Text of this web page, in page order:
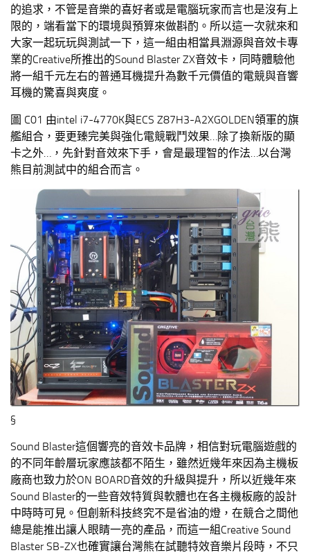
的追求，不管是音樂的喜好者或是電腦玩家而言也是沒有上
限的，端看當下的環境與預算來做斟酌。所以這一次就來和
大家一起玩玩與測試一下，這一組由相當具淵源與音效卡專
業的Creative所推出的Sound Blaster ZX音效卡，同時體驗他
將一組千元左右的普通耳機提升為數千元價值的電競與音響
耳機的驚喜與爽度。
圖 C01 由intel i7-4770K與ECS Z87H3-A2XGOLDEN領軍的旗
艦組合，要更臻完美與強化電競戰鬥效果…除了換新版的顯
卡之外…，先針對音效來下手，會是最理智的作法…以台灣
熊目前測試中的組合而言。
§
Sound Blaster這個響亮的音效卡品牌，相信對玩電腦遊戲的
的不同年齡層玩家應該都不陌生，雖然近幾年來因為主機板
廠商也致力於ON BOARD音效的升級與提升，所以近幾年來
Sound Blaster的一些音效特質與軟體也在各主機板廠的設計
中時時可見。但創新科技終究不是省油的燈，在競合之間他
總是能推出讓人眼睛一亮的產品，而這一組Creative Sound
Blaster SB-ZX也確實讓台灣熊在試聽特效音樂片段時，不只